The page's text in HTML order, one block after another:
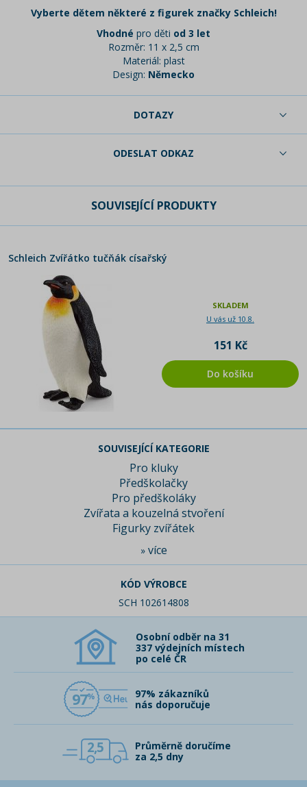
Vyberte dětem některé z figurek značky Schleich!
Vhodné pro děti od 3 let
Rozměr: 11 x 2,5 cm
Materiál: plast
Design: Německo
DOTAZY
ODESLAT ODKAZ
SOUVISEJÍCÍ PRODUKTY
Schleich Zvířátko tučňák císařský
SKLADEM
U vás už 10.8.
151 Kč
Do košíku
SOUVISEJÍCÍ KATEGORIE
Pro kluky
Předškolačky
Pro předškoláky
Zvířata a kouzelná stvoření
Figurky zvířátek
» více
KÓD VÝROBCE
SCH 102614808
Osobní odběr na 31
337 výdejních místech
po celé ČR
97
97% zákazníků
nás doporučuje
2,5
Průměrně doručíme
za 2,5 dny